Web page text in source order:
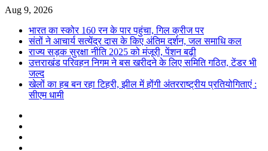
Skip
content
Aug 9, 2026
भारत का स्कोर 160 रन के पार पहुंचा, गिल क्रीज पर
संतों ने आचार्य सत्येंद्र दास के किए अंतिम दर्शन, जल समाधि कल
राज्य सड़क सुरक्षा नीति 2025 को मंजूरी, पेंशन बढ़ी
उत्तराखंड परिवहन निगम ने बस खरीदने के लिए समिति गठित, टेंडर भी
जल्द
खेलों का हब बन रहा टिहरी, झील में होंगी अंतरराष्ट्रीय प्रतियोगिताएं :
सीएम धामी